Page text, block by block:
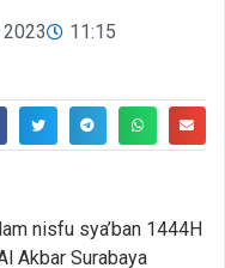
11:15
nisfu sya’ban 1444H
Akbar Surabaya